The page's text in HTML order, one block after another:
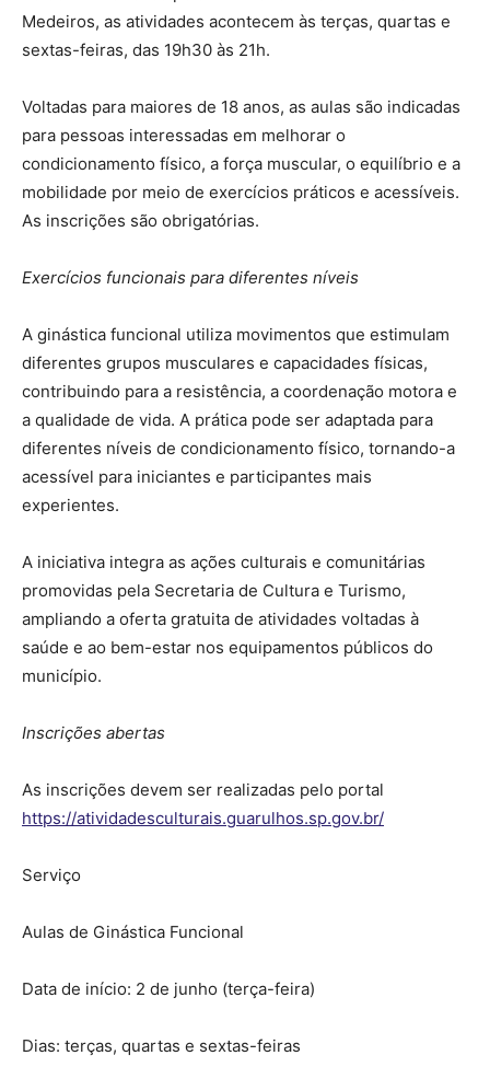
Medeiros, as atividades acontecem às terças, quartas e
sextas-feiras, das 19h30 às 21h.
Voltadas para maiores de 18 anos, as aulas são indicadas
para pessoas interessadas em melhorar o
condicionamento físico, a força muscular, o equilíbrio e a
mobilidade por meio de exercícios práticos e acessíveis.
As inscrições são obrigatórias.
Exercícios funcionais para diferentes níveis
A ginástica funcional utiliza movimentos que estimulam
diferentes grupos musculares e capacidades físicas,
contribuindo para a resistência, a coordenação motora e
a qualidade de vida. A prática pode ser adaptada para
diferentes níveis de condicionamento físico, tornando-a
acessível para iniciantes e participantes mais
experientes.
A iniciativa integra as ações culturais e comunitárias
promovidas pela Secretaria de Cultura e Turismo,
ampliando a oferta gratuita de atividades voltadas à
saúde e ao bem-estar nos equipamentos públicos do
município.
Inscrições abertas
As inscrições devem ser realizadas pelo portal
https://atividadesculturais.guarulhos.sp.gov.br/
Serviço
Aulas de Ginástica Funcional
Data de início: 2 de junho (terça-feira)
Dias: terças, quartas e sextas-feiras